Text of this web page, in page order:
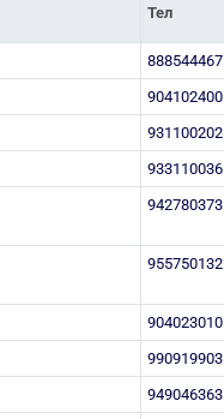
Тел
888544467
904102400
931100202
933110036
942780373
955750132
904023010
990919903
949046363